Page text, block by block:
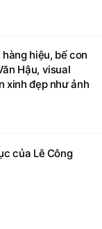
hiệu, bế con
Hậu, visual
xinh đẹp như ảnh
của Lê Công